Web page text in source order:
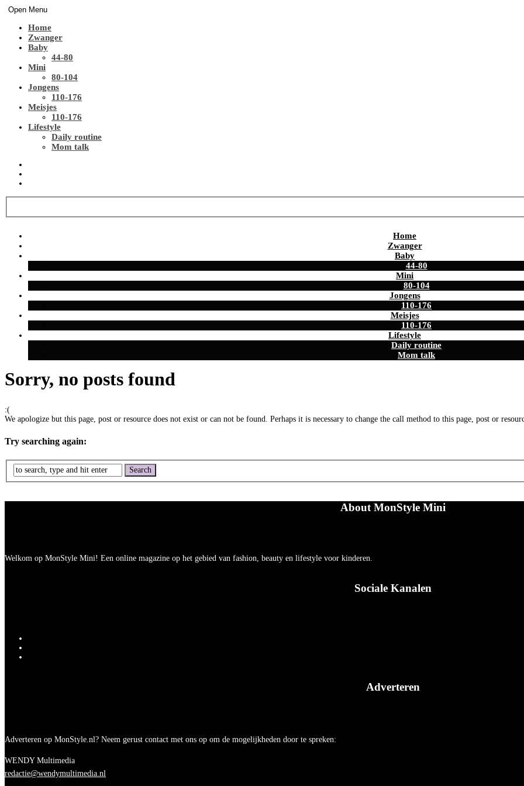
Open Menu
Home
Zwanger
Baby
44-80
Mini
80-104
Jongens
110-176
Meisjes
110-176
Lifestyle
Daily routine
Mom talk
Home
Zwanger
Baby
44-80
Mini
80-104
Jongens
110-176
Meisjes
110-176
Lifestyle
Daily routine
Mom talk
Sorry, no posts found
:(
We apologize but this page, post or resource does not exist or can not be found. Perhaps it is necessary to change the call method to this page, post or
Try searching again:
About MonStyle Mini
Welkom op MonStyle Mini! Een online magazine op het gebied van fashion, beauty en lifestyle voor kinderen.
Sociale Kanalen
Adverteren
Adverteren op MonStyle.nl? Neem gerust contact met ons op om de mogelijkheden door te spreken:
WENDY Multimedia
redactie@wendymultimedia.nl